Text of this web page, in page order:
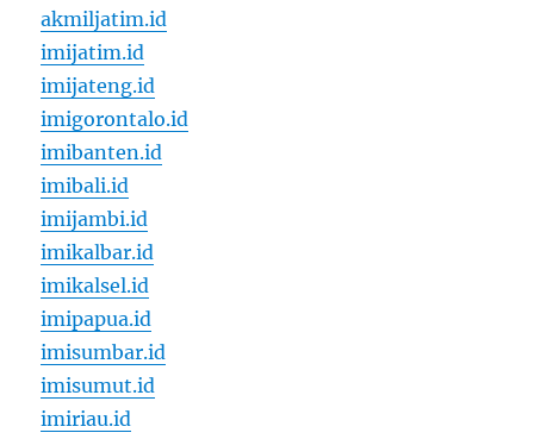
akmiljatim.id
imijatim.id
imijateng.id
imigorontalo.id
imibanten.id
imibali.id
imijambi.id
imikalbar.id
imikalsel.id
imipapua.id
imisumbar.id
imisumut.id
imiriau.id